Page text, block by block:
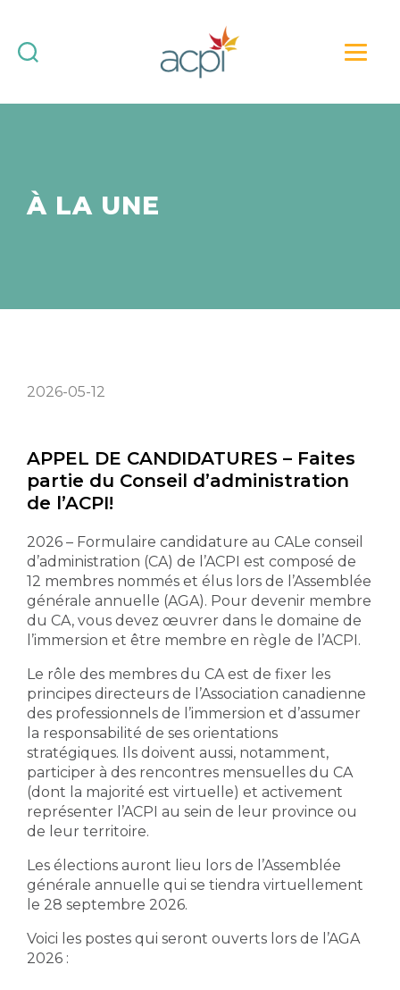
canadienne
À LA UNE
2026-05-12
APPEL DE CANDIDATURES – Faites
partie du Conseil d’administration
de l’ACPI!
2026 – Formulaire candidature au CALe conseil
d’administration (CA) de l’ACPI est composé de
12 membres nommés et élus lors de l’Assemblée
générale annuelle (AGA). Pour devenir membre
du CA, vous devez œuvrer dans le domaine de
l’immersion et être membre en règle de l’ACPI.
Le rôle des membres du CA est de fixer les
principes directeurs de l’Association canadienne
des professionnels de l’immersion et d’assumer
la responsabilité de ses orientations
stratégiques. Ils doivent aussi, notamment,
participer à des rencontres mensuelles du CA
(dont la majorité est virtuelle) et activement
représenter l’ACPI au sein de leur province ou
de leur territoire.
Les élections auront lieu lors de l’Assemblée
générale annuelle qui se tiendra virtuellement
le 28 septembre 2026.
Voici les postes qui seront ouverts lors de l’AGA
2026 :